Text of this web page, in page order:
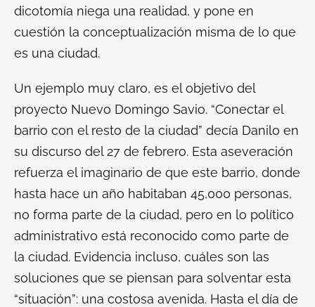
dicotomía niega una realidad, y pone en
cuestión la conceptualización misma de lo que
es una ciudad.
Un ejemplo muy claro, es el objetivo del
proyecto Nuevo Domingo Savio. “Conectar el
barrio con el resto de la ciudad” decía Danilo en
su discurso del 27 de febrero. Esta aseveración
refuerza el imaginario de que este barrio, donde
hasta hace un año habitaban 45,000 personas,
no forma parte de la ciudad, pero en lo político
administrativo está reconocido como parte de
la ciudad. Evidencia incluso, cuáles son las
soluciones que se piensan para solventar esta
“situación”: una costosa avenida. Hasta el día de